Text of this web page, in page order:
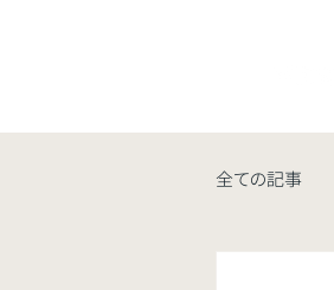
全ての記事